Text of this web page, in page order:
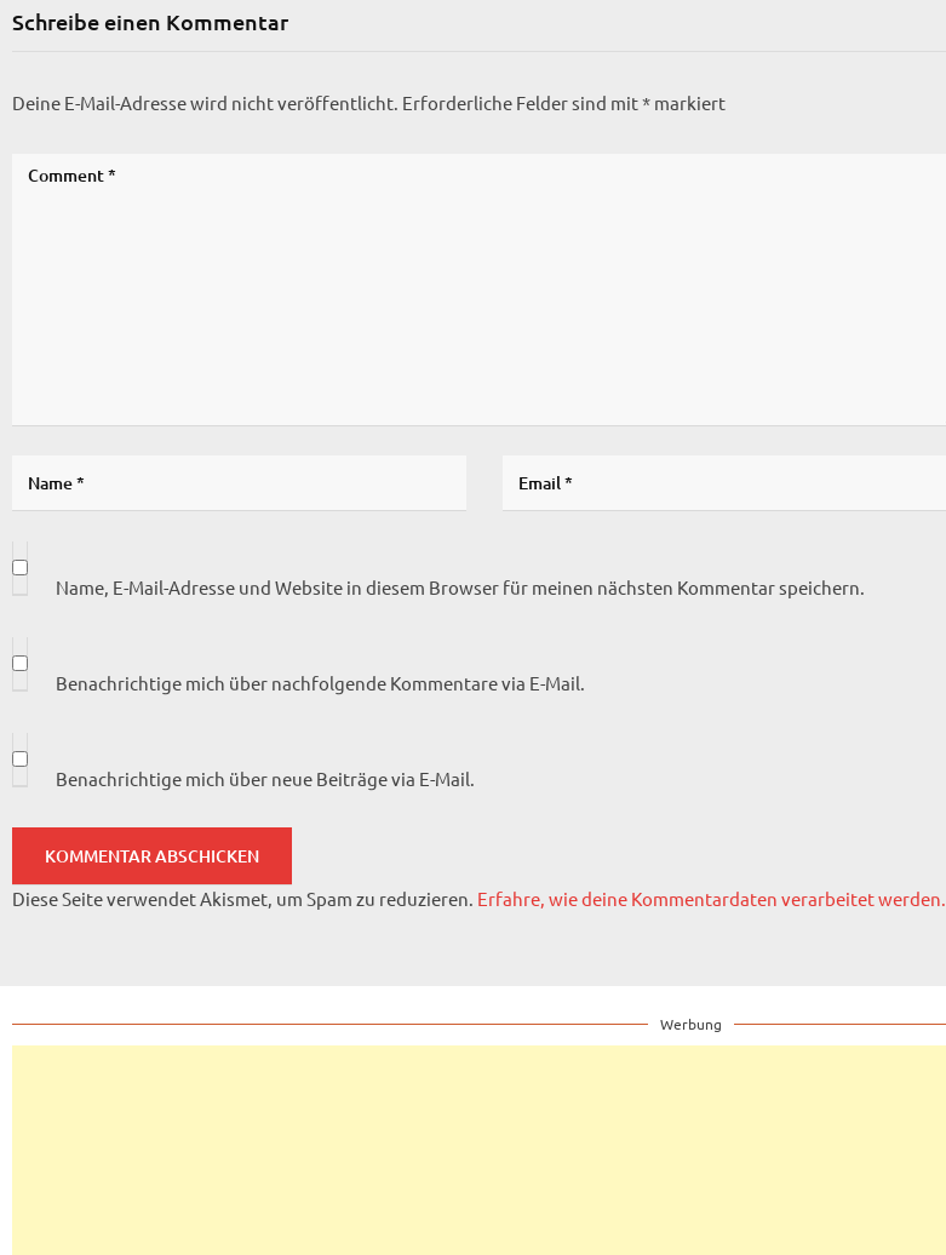
Schreibe einen Kommentar
Deine E-Mail-Adresse wird nicht veröffentlicht. Erforderliche Felder sind mit* markiert
Name, E-Mail-Adresse und Website in diesem Browser für meinen nächsten Kommentar speichern.
Benachrichtige mich über nachfolgende Kommentare via E-Mail.
Benachrichtige mich über neue Beiträge via E-Mail.
Diese Seite verwendet Akismet, um Spam zu reduzieren. Erfahre, wie deine Kommentardaten verarbeitet werden.
Werbung